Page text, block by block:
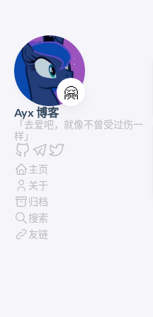
🤗
Ayx 博客
「去爱吧，就像不曾受过伤一
样」
主页
关于
归档
搜索
友链